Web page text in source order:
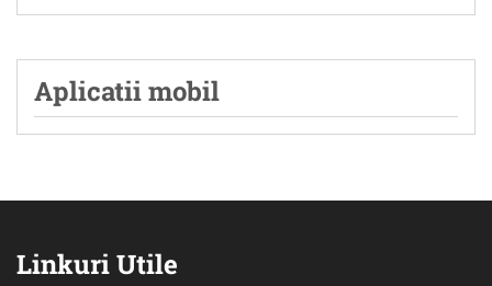
Aplicatii mobil
Linkuri Utile